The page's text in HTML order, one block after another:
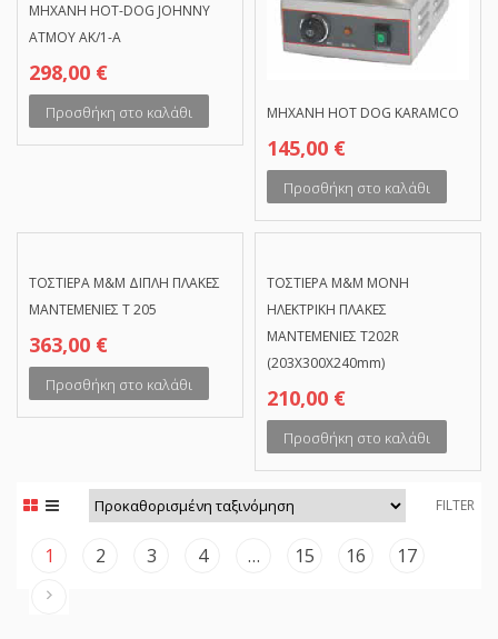
MHXANH HOT-DOG JOHNNY
ΑΤΜΟΥ AK/1-A
298,00 €
Προσθήκη στο καλάθι MHXANH HOT DOG KARAMCO
145,00 €
Προσθήκη στο καλάθι
TΟΣΤΙΕΡΑ M&M ΔΙΠΛΗ ΠΛΑΚΕΣ
ΜΑΝΤΕΜΕΝΙΕΣ Τ 205
363,00 €
Προσθήκη στο καλάθι
TΟΣΤΙΕΡΑ M&M ΜΟΝΗ
ΗΛΕΚΤΡΙΚΗ ΠΛΑΚΕΣ
ΜΑΝΤΕΜΕΝΙΕΣ Τ202R
(203X300X240mm)
210,00 €
Προσθήκη στο καλάθι
FILTER
1 2 3 4 … 15 16 17